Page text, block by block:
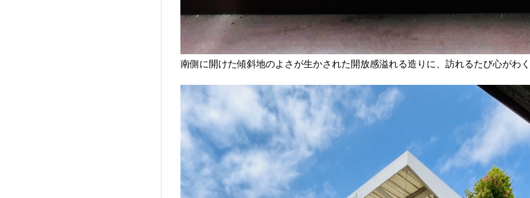
南側に開けた傾斜地のよさが生かされた開放感溢れる造りに、訪れるたび心がわ